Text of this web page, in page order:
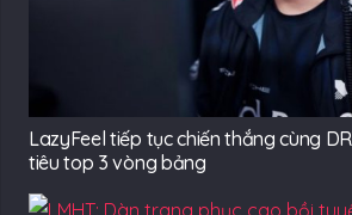
LazyFeel tiếp tục chiến thắng cùng
tiêu top 3 vòng bảng